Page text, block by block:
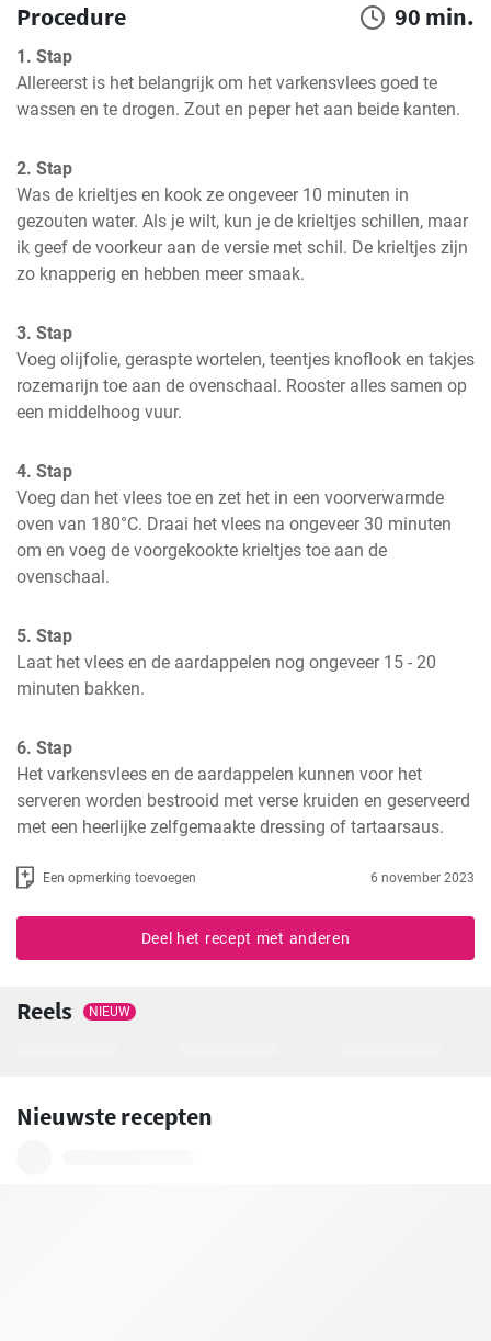
Procedure 90 min.
1. Stap
Allereerst is het belangrijk om het varkensvlees goed te
wassen en te drogen. Zout en peper het aan beide kanten.
2. Stap
Was de krieltjes en kook ze ongeveer 10 minuten in
gezouten water. Als je wilt, kun je de krieltjes schillen, maar
ik geef de voorkeur aan de versie met schil. De krieltjes zijn
zo knapperig en hebben meer smaak.
3. Stap
Voeg olijfolie, geraspte wortelen, teentjes knoflook en takjes
rozemarijn toe aan de ovenschaal. Rooster alles samen op
een middelhoog vuur.
4. Stap
Voeg dan het vlees toe en zet het in een voorverwarmde
oven van 180°C. Draai het vlees na ongeveer 30 minuten
om en voeg de voorgekookte krieltjes toe aan de
ovenschaal.
5. Stap
Laat het vlees en de aardappelen nog ongeveer 15 - 20
minuten bakken.
6. Stap
Het varkensvlees en de aardappelen kunnen voor het
serveren worden bestrooid met verse kruiden en geserveerd
met een heerlijke zelfgemaakte dressing of tartaarsaus.
Een opmerking toevoegen 6 november 2023
Deel het recept met anderen
Reels NIEUW
Nieuwste recepten